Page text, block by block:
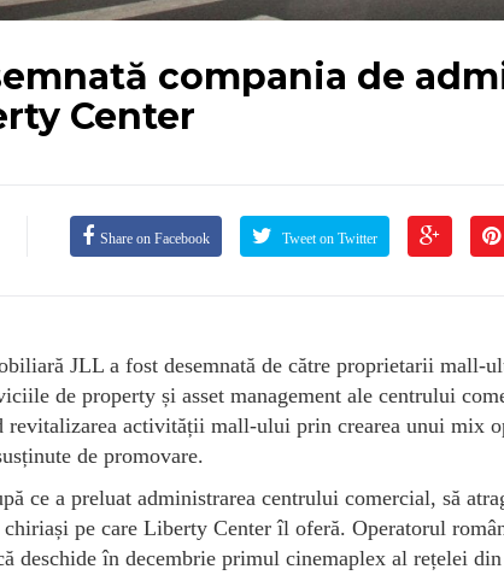
compania de
Center
Share on Facebook Tweet on Twitter
JLL a fost desemnată de către proprietarii mall-
de property și asset management ale centrului
revitalizarea activității mall-ului prin crearea unui mix
de promovare.
ce a preluat administrarea centrului comercial, să
pe care Liberty Center îl oferă. Operatorul
deschide în decembrie primul cinemaplex al rețelei